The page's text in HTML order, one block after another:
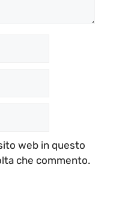
web in questo
che commento.